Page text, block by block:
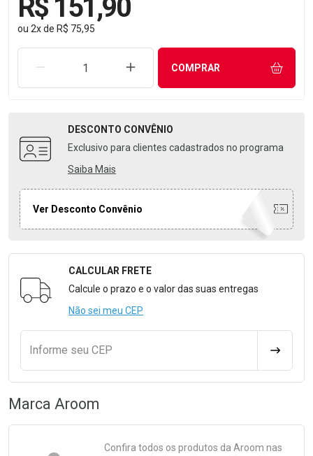
R$ 151,90
ou 2xde R$ 75,95
REMOVER UMA UNIDADEAUMENTAR UMA UNIDADE
COMPRAR
DESCONTO CONVÊNIO
Exclusivo para clientes cadastrados no programa
Saiba Mais
Ver Desconto Convênio
Formulário para Calcular o Frete
CALCULAR FRETE
Calcule o prazo e o valor das suas entregas
Não sei meu CEP
Informe seu CEP
Marca Aroom
Confira todos os produtos da Aroom nas